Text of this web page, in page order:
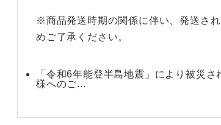
※商品発送時期の関係に伴い、発送さ
めご了承ください。
「令和6年能登半島地震」により被災さ
様へのご...